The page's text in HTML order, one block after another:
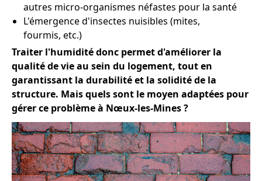
autres micro-organismes néfastes pour la santé
L'émergence d'insectes nuisibles (mites,
fourmis, etc.)
Traiter l'humidité donc permet d'améliorer la
qualité de vie au sein du logement, tout en
garantissant la durabilité et la solidité de la
structure. Mais quels sont le moyen adaptées pour
gérer ce problème à Nœux-les-Mines ?